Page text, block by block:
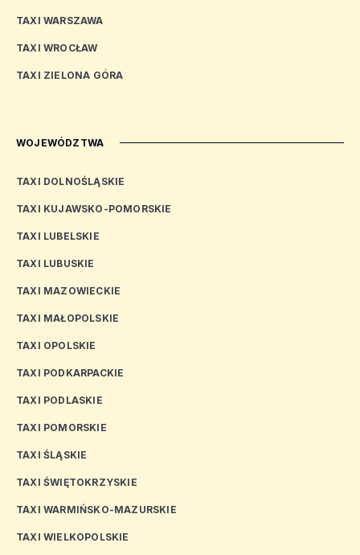
TAXI WARSZAWA
TAXI WROCŁAW
TAXI ZIELONA GÓRA
WOJEWÓDZTWA
TAXI DOLNOŚLĄSKIE
TAXI KUJAWSKO-POMORSKIE
TAXI LUBELSKIE
TAXI LUBUSKIE
TAXI MAZOWIECKIE
TAXI MAŁOPOLSKIE
TAXI OPOLSKIE
TAXI PODKARPACKIE
TAXI PODLASKIE
TAXI POMORSKIE
TAXI ŚLĄSKIE
TAXI ŚWIĘTOKRZYSKIE
TAXI WARMIŃSKO-MAZURSKIE
TAXI WIELKOPOLSKIE